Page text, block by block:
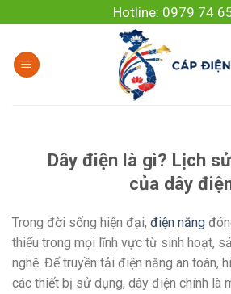
to
content
Hotline: 0979 74
Dây điện là gì? Lịch
của dây
Trong đời sống hiện đại, điện năng
thiếu trong mọi lĩnh vực từ sinh hoạt,
nghệ. Để truyền tải điện năng an toàn,
các thiết bị sử dụng, dây điện chính là